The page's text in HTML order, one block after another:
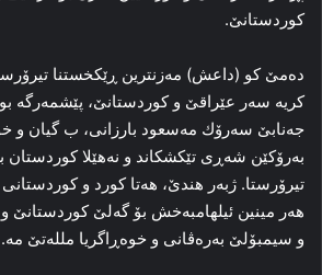
کوردستانێ.
دەمێ کو (داعش) مەزنترین ڕێکخستنا
کریە سەر عێراقێ و کوردستانێ، پێشمەرگە
جه‌نابێ سه‌رۆك مه‌سعود بارزانى، ب گیان و
بەرۆكێن شەڕی تێکشکاند و نەهێلا کوردستان
تیرۆرستا. ژبه‌ر هندێ، هەتا کورد و
هه‌ر مینين ئیلهامبه‌خش بۆ گەلێ کوردستانێ و
و سیمبۆلێ بەره‌ڤانى و خوەڕاگريا ملله‌تێ مه‌.